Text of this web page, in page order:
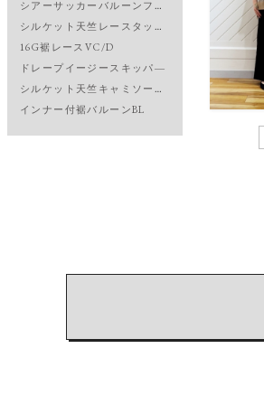
シアーサッカーバルーンフレンチ
シルケット天竺レースタックフレンチ
16G裾レースVC/D
ドレープイージースキッパ―
シルケット天竺キャミソールTee
インナー付裾バルーンBL